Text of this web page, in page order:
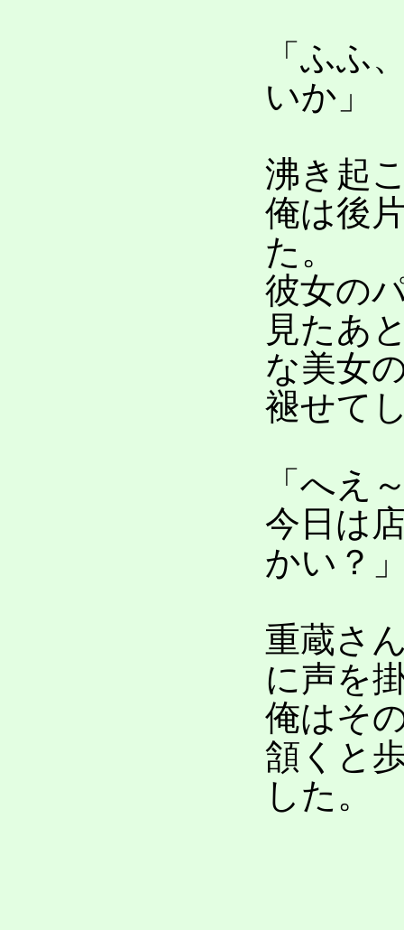
「ふふ
いか」
沸き起
俺は後
た。
彼女の
見たあ
な美女
褪せて
「へえ
今日は
かい？
重蔵さ
に声を
俺はそ
頷くと
した。